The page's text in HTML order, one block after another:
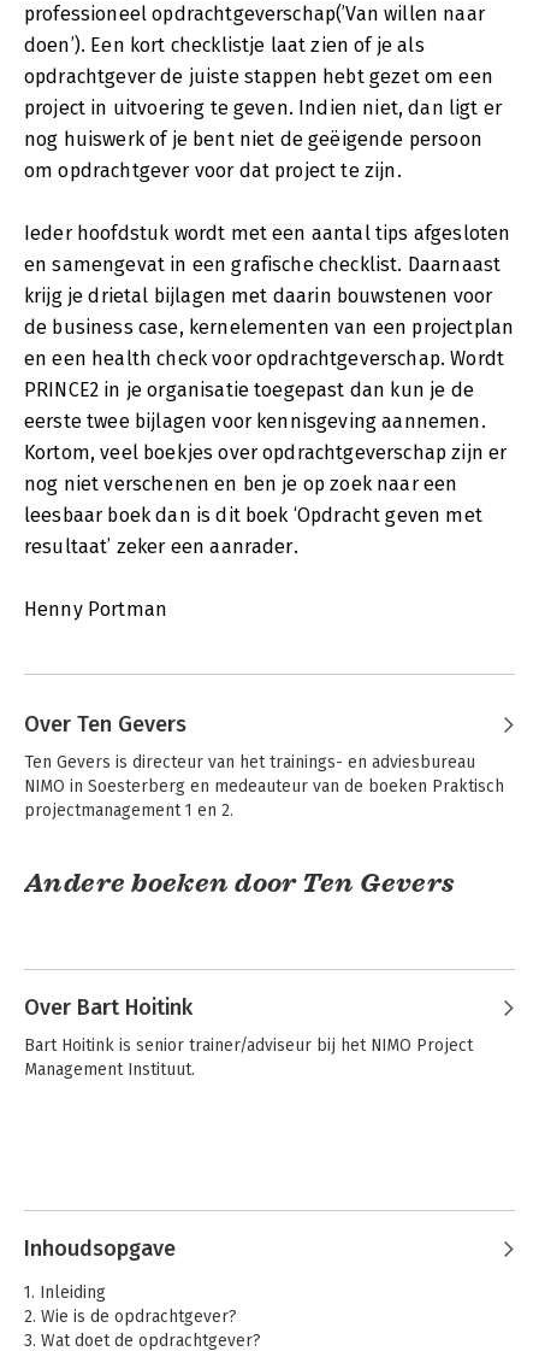
professioneel opdrachtgeverschap(’Van willen naar
doen’). Een kort checklistje laat zien of je als
opdrachtgever de juiste stappen hebt gezet om een
project in uitvoering te geven. Indien niet, dan ligt er
nog huiswerk of je bent niet de geëigende persoon
om opdrachtgever voor dat project te zijn.
Ieder hoofdstuk wordt met een aantal tips afgesloten
en samengevat in een grafische checklist. Daarnaast
krijg je drietal bijlagen met daarin bouwstenen voor
de business case, kernelementen van een projectplan
en een health check voor opdrachtgeverschap. Wordt
PRINCE2 in je organisatie toegepast dan kun je de
eerste twee bijlagen voor kennisgeving aannemen.
Kortom, veel boekjes over opdrachtgeverschap zijn er
nog niet verschenen en ben je op zoek naar een
leesbaar boek dan is dit boek ‘Opdracht geven met
resultaat’ zeker een aanrader.
Henny Portman
Over Ten Gevers
Ten Gevers is directeur van het trainings- en adviesbureau
NIMO in Soesterberg en medeauteur van de boeken Praktisch
projectmanagement 1 en 2.
Andere boeken door Ten Gevers
projectmanagement
projectmatig
Over Bart Hoitink
Bart Hoitink is senior trainer/adviseur bij het NIMO Project
Management Instituut.
Inhoudsopgave
1. Inleiding
2. Wie is de opdrachtgever?
3. Wat doet de opdrachtgever?